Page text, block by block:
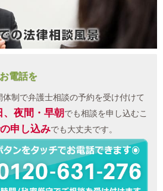
電話を
制で弁護士相談の予約を受け付けて
、夜間・早朝 でも相談を申し込むこ
申し込みでも大丈夫です。